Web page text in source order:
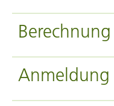
Berechnung
Anmeldung